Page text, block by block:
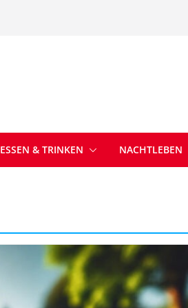
ESSEN & TRINKEN NACHTLEBEN